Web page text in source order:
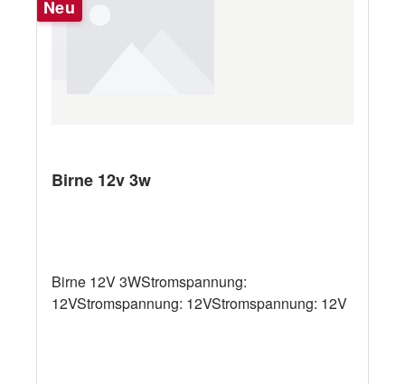
65°C• beständig gegen Benzin, Diesel, Wasser
Neu
Birne 12v 3w
Birne 12V 3WStromspannung:
12VStromspannung: 12VStromspannung: 12V